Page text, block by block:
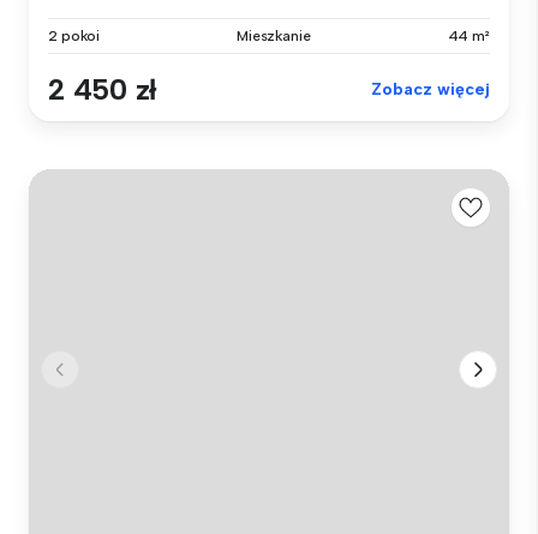
2 pokoi Mieszkanie 44 m²
2 450 zł Zobacz więcej